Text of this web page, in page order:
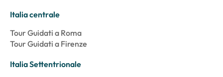
Italia centrale
Tour Guidati a Roma
Tour Guidati a Firenze
Italia Settentrionale